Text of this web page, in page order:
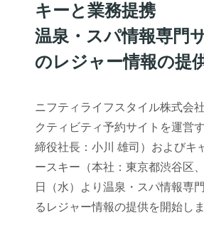
キーと業務提携
温泉・スパ情報専門
のレジャー情報の提
ニフティライフスタイル株式会
クティビティ予約サイトを運営
締役社長：小川 雄司）およびキ
ースキー（本社：東京都渋谷区
日（水）より温泉・スパ情報専
るレジャー情報の提供を開始しま